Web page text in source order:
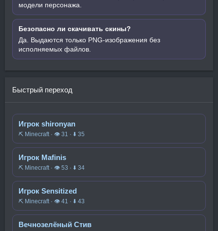
модели персонажа.
Безопасно ли скачивать скины?
Да. Выдаются только PNG-изображения без
исполняемых файлов.
Быстрый переход
Игрок shironyan
⛏️ Minecraft · 👁 31 · ⬇ 35
Игрок Mafinis
⛏️ Minecraft · 👁 53 · ⬇ 34
Игрок Sensitized
⛏️ Minecraft · 👁 41 · ⬇ 43
Вечнозелёный Стив